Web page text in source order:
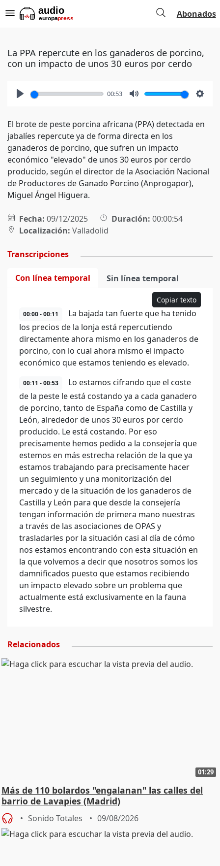
Abonados
La PPA repercute en los ganaderos de porcino,
con un impacto de unos 30 euros por cerdo
00:53
El brote de peste porcina africana (PPA) detectada en
jabalíes repercute ya de forma directa en los
ganaderos de porcino, que sufren un impacto
económico "elevado" de unos 30 euros por cerdo
producido, según el director de la Asociación Nacional
de Productores de Ganado Porcino (Anprogapor),
Miguel Ángel Higuera.
Fecha: 09/12/2025 Duración: 00:00:54
Localización: Valladolid
Transcripciones
Con línea temporal Sin línea temporal
Copiar texto
00:00 - 00:11
La bajada tan fuerte que ha tenido
los precios de la lonja está repercutiendo
directamente ahora mismo en los ganaderos de
porcino, con lo cual ahora mismo el impacto
económico que estamos teniendo es elevado.
00:11 - 00:53
Lo estamos cifrando que el coste
de la peste le está costando ya a cada ganadero
de porcino, tanto de España como de Castilla y
León, alrededor de unos 30 euros por cerdo
producido. Le está costando. Por eso
precisamente hemos pedido a la consejería que
estemos en más estrecha relación de la que ya
estamos trabajando para precisamente hacer
un seguimiento y una monitorización del
mercado y de la situación de los ganaderos de
Castilla y León para que desde la consejería
tengan información de primera mano nuestras
a través de las asociaciones de OPAS y
trasladarles por la situación casi al día de cómo
nos estamos encontrando con esta situación en
la que volvemos a decir que nosotros somos los
damnificados puesto que estamos recibiendo
un impacto elevado sobre un problema que
actualmente está exclusivamente en la fauna
silvestre.
Relacionados
01:29
Más de 110 bolardos "engalanan" las calles del
barrio de Lavapies (Madrid)
Sonido Totales 09/08/2026